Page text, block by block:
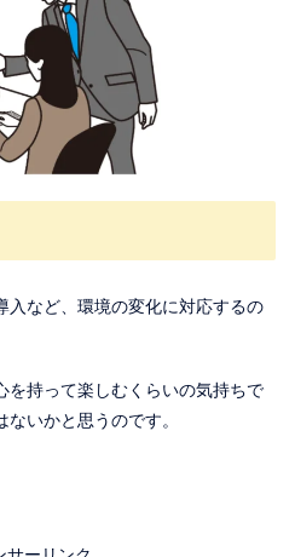
入など、環境の変化に対応するの
を持って楽しむくらいの気持ちで
いかと思うのです。